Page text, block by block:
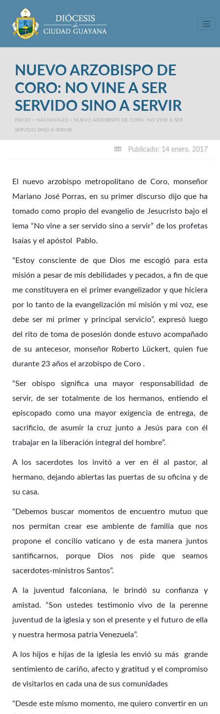
NUEVO ARZOBISPO DE
CORO: NO VINE A SER
SERVIDO SINO A SERVIR
INICIO > NACIONALES > NUEVO ARZOBISPO DE CORO: NO VINE A SER
SERVIDO SINO A SERVIR
Publicado: 14 enero, 2017
El nuevo arzobispo metropolitano de Coro, monseñor
Mariano José Porras, en su primer discurso dijo que ha
tomado como propio del evangelio de Jesucristo bajo el
lema “No vine a ser servido sino a servir” de los profetas
Isaías y el apóstol Pablo.
“Estoy consciente de que Dios me escogió para esta
misión a pesar de mis debilidades y pecados, a fin de que
me constituyera en el primer evangelizador y que hiciera
por lo tanto de la evangelización mi misión y mi voz, ese
debe ser mi primer y principal servicio”, expresó luego
del rito de toma de posesión donde estuvo acompañado
de su antecesor, monseñor Roberto Lückert, quien fue
durante 23 años el arzobispo de Coro .
“Ser obispo significa una mayor responsabilidad de
servir, de ser totalmente de los hermanos, entiendo el
episcopado como una mayor exigencia de entrega, de
sacrificio, de asumir la cruz junto a Jesús para con él
trabajar en la liberación integral del hombre”.
A los sacerdotes los invitó a ver en él al pastor, al
hermano, dejando abiertas las puertas de su oficina y de
su casa.
“Debemos buscar momentos de encuentro mutuo que
nos permitan crear ese ambiente de familia que nos
propone el concilio vaticano y de esta manera juntos
santificarnos, porque Dios nos pide que seamos
sacerdotes-ministros Santos”.
A la juventud falconiana, le brindó su confianza y
amistad. “Son ustedes testimonio vivo de la perenne
juventud de la iglesia y son el presente y el futuro de ella
y nuestra hermosa patria Venezuela”.
A los hijos e hijas de la iglesia les envió su más grande
sentimiento de cariño, afecto y gratitud y el compromiso
de visitarlos en cada una de sus comunidades
“Desde este mismo momento, me quiero convertir en un